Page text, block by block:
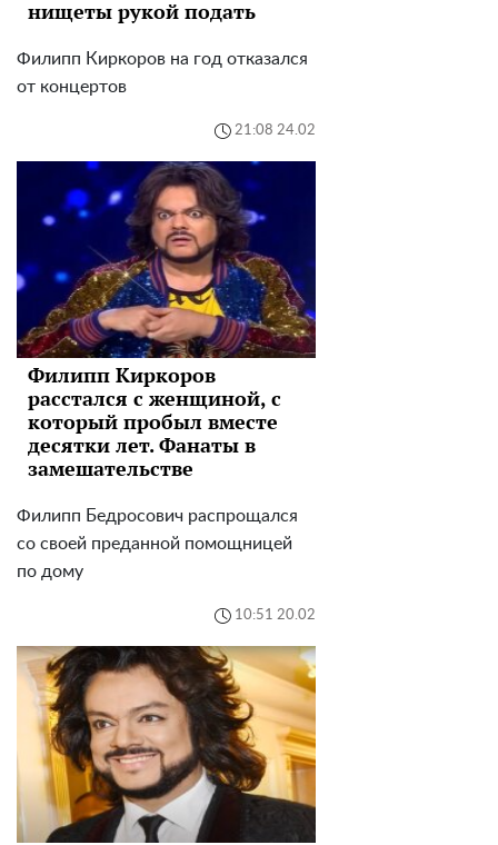
нищеты рукой подать
Филипп Киркоров на год отказался
от концертов
21:08 24.02
Филипп Киркоров
расстался с женщиной, с
который пробыл вместе
десятки лет. Фанаты в
замешательстве
Филипп Бедросович распрощался
со своей преданной помощницей
по дому
10:51 20.02